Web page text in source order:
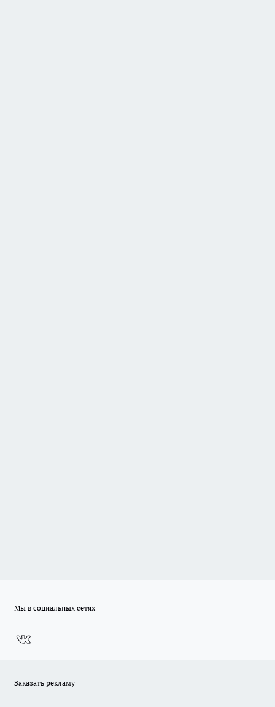
Мы в социальных сетях
Заказать рекламу